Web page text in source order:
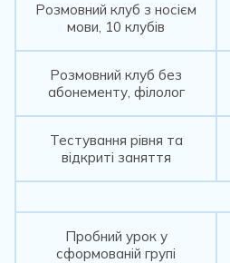
Розмовний клуб з носієм
мови, 10 клубів
Розмовний клуб без
абонементу, філолог
Тестування рівня та
відкриті заняття
Пробний урок у
сформованій групі